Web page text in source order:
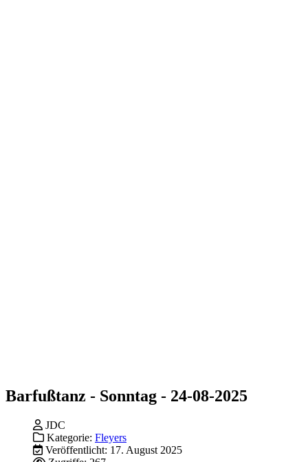
Barfußtanz - Sonntag - 24-08-2025
JDC
Kategorie: Fleyers
Veröffentlicht: 17. August 2025